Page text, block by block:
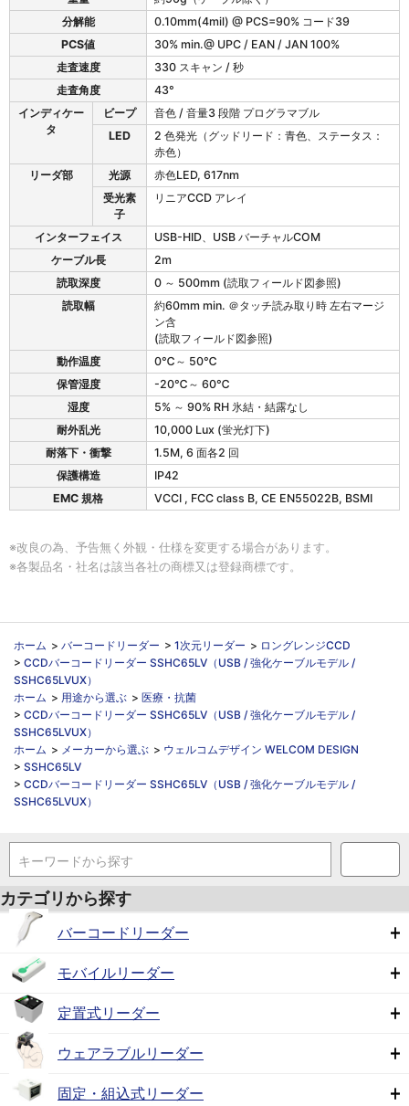
の
分解能
0.10mm(4mil) @ PCS=90% コード39
PCS値
30% min.@ UPC / EAN / JAN 100%
走査速度
330 スキャン / 秒
走査角度
43°
インディケー
タ
ビープ
音色 / 音量3 段階 プログラマブル
LED
2 色発光（グッドリード：青色、ステータス：
赤色）
リーダ部
光源
赤色LED, 617nm
受光素
子
リニアCCD アレイ
インターフェイス
USB-HID、USB バーチャルCOM
ケーブル長
2m
読取深度
0 ～ 500mm (読取フィールド図参照)
読取幅
約60mm min. ＠タッチ読み取り時 左右マージ
ン含
(読取フィールド図参照)
動作温度
0℃～ 50℃
保管湿度
-20℃～ 60℃
湿度
5% ～ 90% RH 氷結・結露なし
耐外乱光
10,000 Lux (蛍光灯下)
耐落下・衝撃
1.5M, 6 面各2 回
保護構造
IP42
EMC 規格
VCCI , FCC class B, CE EN55022B, BSMI
※改良の為、予告無く外観・仕様を変更する場合があります。
※各製品名・社名は該当各社の商標又は登録商標です。
ホーム > バーコードリーダー > 1次元リーダー > ロングレンジCCD
> CCDバーコードリーダー SSHC65LV（USB / 強化ケーブルモデル /
SSHC65LVUX）
ホーム > 用途から選ぶ > 医療・抗菌
> CCDバーコードリーダー SSHC65LV（USB / 強化ケーブルモデル /
SSHC65LVUX）
ホーム > メーカーから選ぶ > ウェルコムデザイン WELCOM DESIGN
> SSHC65LV
> CCDバーコードリーダー SSHC65LV（USB / 強化ケーブルモデル /
SSHC65LVUX）
キーワードから探す
カテゴリから探す
バーコードリーダー
モバイルリーダー
定置式リーダー
ウェアラブルリーダー
固定・組込式リーダー